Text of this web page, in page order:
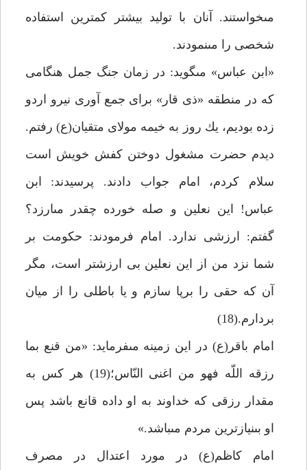
مى‏خواستند. آنان با توليد بيش‏تر كم‏ترين استفاده
شخصى را مى‏نمودند.
«ابن عباس» مى‏گويد: در زمان جنگ جمل هنگامى
كه در منطقه «ذى قار» براى جمع آورى نيرو اردو
زده بوديم، يك روز به خيمه مولاى متقيان(ع) رفتم.
ديدم حضرت مشغول دوختن كفش خويش است
سلام كردم، امام جواب دادند. پرسيدند: ابن
عباس! اين نعلين و صله خورده چقدر مى‏ارزد؟
گفتم: ارزشى ندارد. امام فرمودند: حكومت بر
شما نزد من از اين نعلين بى ارزش‏تر است، مگر
آن كه حقى را برپا سازم و يا باطلى را از ميان
بردارم.(18)
امام باقر(ع) در اين زمينه مى‏فرمايد: «من قنع بما
رزقه اللّه فهو من اغنى النّاس؛(19) هر كس به
مقدار رزقى كه خداوند به او داده قانع باشد پس
او بى‏نيازترين مردم مى‏باشد.»
امام كاظم(ع) در مورد اعتدال در مصرف